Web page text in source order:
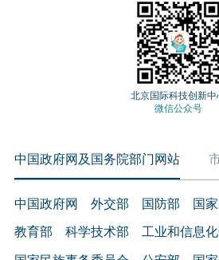
北京国际科技创新中
微信公众号
中国政府网及国务院部门网站
中国政府网 外交部 国防部 国
教育部 科学技术部 工业和信息